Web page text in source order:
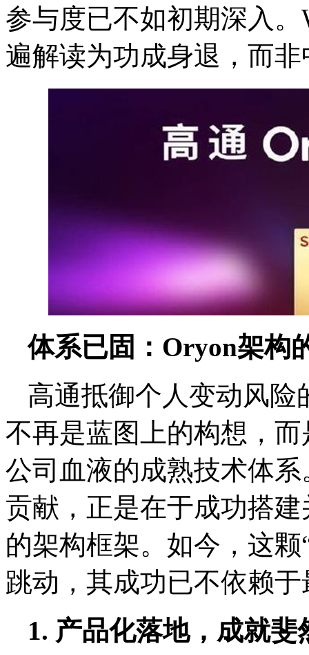
参与度已不如初期深入
遍解读为功成身退，而
体系已固：Oryon架构
高通抵御个人变动风险
不再是蓝图上的构想，
公司血液的成熟技术体
贡献，正是在于成功搭
的架构框架。如今，这
跳动，其成功已不依赖
1. 产品化落地，成就斐